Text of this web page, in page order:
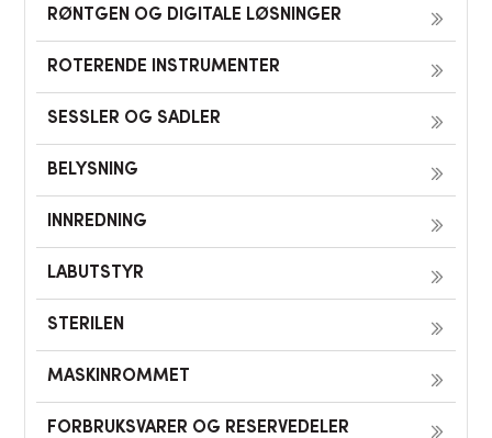
RØNTGEN OG DIGITALE LØSNINGER
ROTERENDE INSTRUMENTER
SESSLER OG SADLER
BELYSNING
INNREDNING
LABUTSTYR
STERILEN
MASKINROMMET
FORBRUKSVARER OG RESERVEDELER